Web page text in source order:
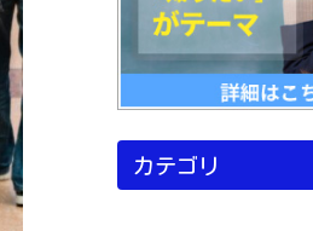
カテゴリ